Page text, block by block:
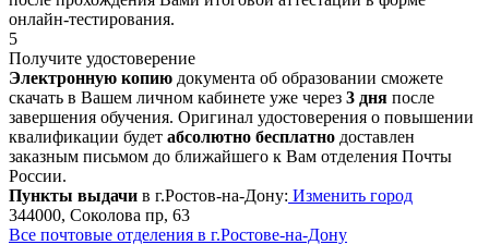
онлайн-тестирования.
5
Получите удостоверение
Электронную копию документа об образовании сможете
скачать в Вашем личном кабинете уже через 3 дня после
завершения обучения. Оригинал удостоверения о повышении
квалификации будет абсолютно бесплатно доставлен
заказным письмом до ближайшего к Вам отделения Почты
России.
Пункты выдачи в г.Ростов-на-Дону: Изменить город
344000, Соколова пр, 63
Все почтовые отделения в г.Ростове-на-Дону